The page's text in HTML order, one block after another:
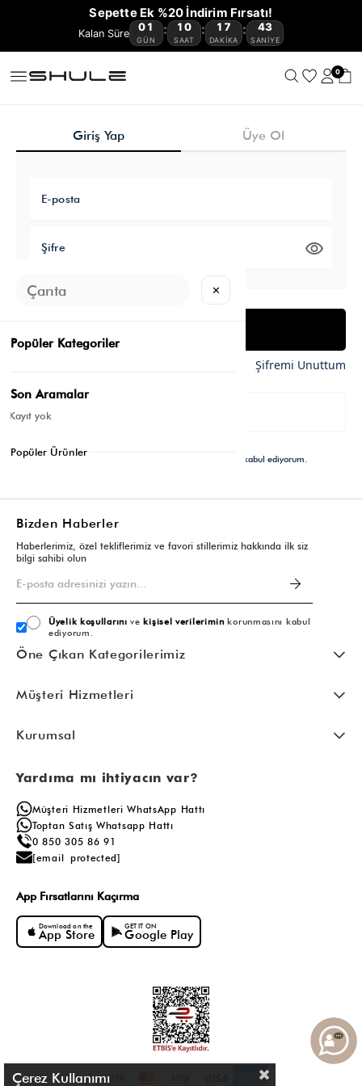
Sepette Ek %20 İndirim Fırsatı!
01
GÜN
: 10
SAAT
: 17
DAKIKA
: 43
SANIYE
0
Giriş Yap Üye Ol
E-posta
Şifre
Şifremi Unuttum
Google İle Bağlan
Üyelik koşullarını kabul ediyorum.
Bizden Haberler
Haberlerimiz, özel tekliflerimiz ve favori stillerimiz hakkında ilk siz
bilgi sahibi olun
Üyelik koşullarını vekişisel verileriminkorunmasını kabul
ediyorum.
Öne Çıkan Kategorilerimiz
Müşteri Hizmetleri
Kurumsal
Yardıma mı ihtiyacın var?
Müşteri Hizmetleri WhatsApp Hattı
Toptan Satış Whatsapp Hattı
0 850 305 86 91
[email protected]
App Fırsatlarını Kaçırma
Download on the
App Store
GET IT ON
Google Play
Çerez Kullanımı
✕
Popüler Kategoriler
Son Aramalar
Kayıt yok
Popüler Ürünler